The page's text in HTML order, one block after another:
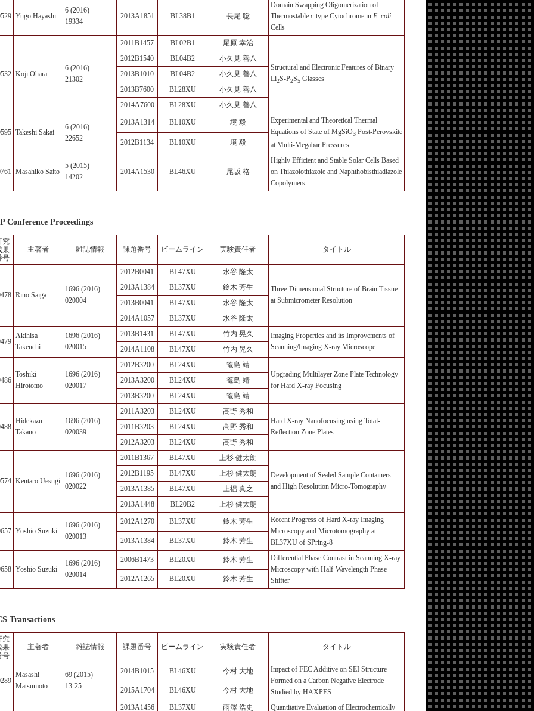
Yugo Hayashi
6 (2016)
19334
2013A1851 BL38B1 長尾 聡
Domain Swapping Oligomerization of
Thermostable c-type Cytochrome in E. coli
Cells
Koji Ohara
6 (2016)
21302
2011B1457 BL02B1 尾原 幸治
Structural and Electronic Features of Binary
Li2S-P2S5 Glasses
2012B1540 BL04B2
小久見 善八
2013B1010
BL04B2
小久見 善八
2013B7600
BL28XU
小久見 善八
2014A7600
BL28XU 小久見 善八
Takeshi Sakai
6 (2016)
22652
2013A1314 BL10XU 境 毅
Experimental and Theoretical Thermal
Equations of State of MgSiO3 Post-Perovskite
at Multi-Megabar Pressures
2012B1134 BL10XU 境 毅
Masahiko Saito
5 (2015)
14202
2014A1530 BL46XU 尾坂 格
Highly Efficient and Stable Solar Cells Based
on Thiazolothiazole and Naphthobisthiadiazole
Copolymers
Conference Proceedings
究
果
号
主著者 雑誌情報 課題番号 ビームライン 実験責任者 タイトル
Rino Saiga
1696 (2016)
020004
2012B0041 BL47XU 水谷 隆太
Three-Dimensional Structure of Brain Tissue
at Submicrometer Resolution
2013A1384 BL37XU
鈴木 芳生
2013B0041
BL47XU
水谷 隆太
2014A1057
BL37XU 水谷 隆太
Akihisa
Takeuchi
1696 (2016)
020015
2013B1431 BL47XU 竹内 晃久
Imaging Properties and its Improvements of
Scanning/Imaging X-ray Microscope
2014A1108 BL47XU 竹内 晃久
Toshiki
Hirotomo
1696 (2016)
020017
2012B3200 BL24XU
篭島 靖
Upgrading Multilayer Zone Plate Technology
for Hard X-ray Focusing
2013A3200 BL24XU
篭島 靖
2013B3200
BL24XU 篭島 靖
Hidekazu
Takano
1696 (2016)
020039
2011A3203 BL24XU
高野 秀和
Hard X-ray Nanofocusing using Total-
Reflection Zone Plates
2011B3203 BL24XU
高野 秀和
2012A3203
BL24XU 高野 秀和
Kentaro Uesugi
1696 (2016)
020022
2011B1367 BL47XU 上杉 健太朗
Development of Sealed Sample Containers
and High Resolution Micro-Tomography
2012B1195 BL47XU
上杉 健太朗
2013A1385
BL47XU
上椙 真之
2013A1448
BL20B2 上杉 健太朗
Yoshio Suzuki
1696 (2016)
020013
2012A1270 BL37XU 鈴木 芳生
Recent Progress of Hard X-ray Imaging
Microscopy and Microtomography at
BL37XU of SPring-8
2013A1384 BL37XU 鈴木 芳生
Yoshio Suzuki
1696 (2016)
020014
2006B1473 BL20XU 鈴木 芳生
Differential Phase Contrast in Scanning X-ray
Microscopy with Half-Wavelength Phase
Shifter
2012A1265 BL20XU 鈴木 芳生
Transactions
究
果
号
主著者 雑誌情報 課題番号 ビームライン 実験責任者 タイトル
Masashi
Matsumoto
69 (2015)
13-25
2014B1015 BL46XU 今村 大地
Impact of FEC Additive on SEI Structure
Formed on a Carbon Negative Electrode
Studied by HAXPES
2015A1704 BL46XU 今村 大地
2013A1456 BL37XU 雨澤 浩史 Quantitative Evaluation of Electrochemically